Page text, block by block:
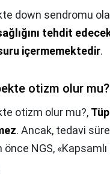
down sendromu
tehdit
içermemektedir.
otizm olur mu?
otizm olur mu?,
. Ancak, tedavi
önce NGS,